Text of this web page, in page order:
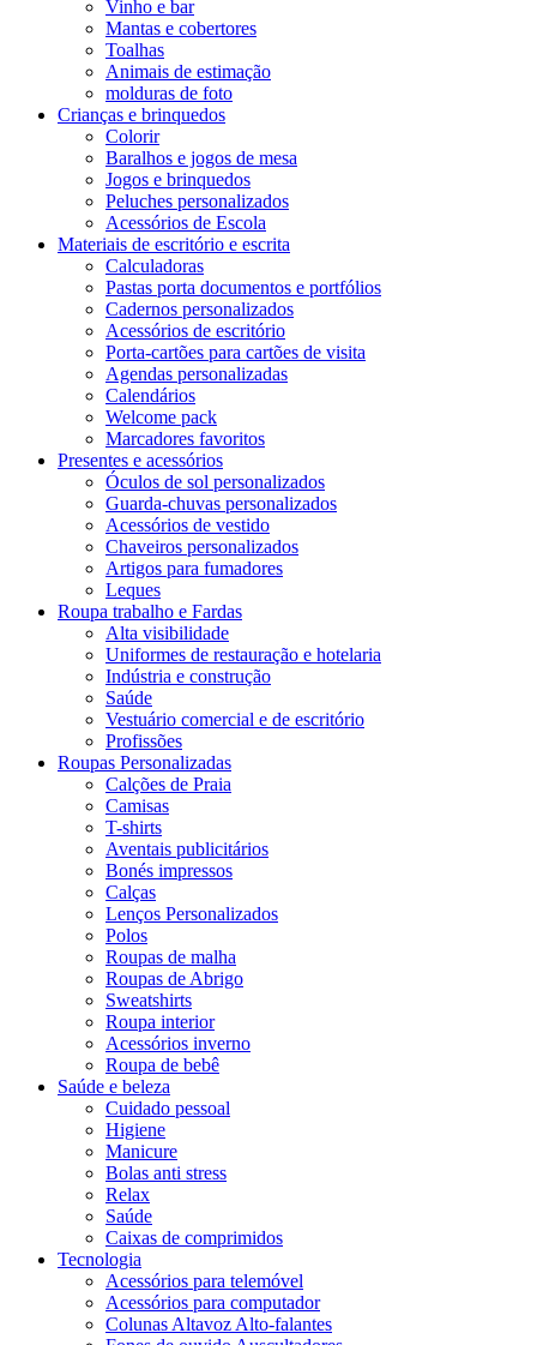
Vinho e bar
Mantas e cobertores
Toalhas
Animais de estimação
molduras de foto
Crianças e brinquedos
Colorir
Baralhos e jogos de mesa
Jogos e brinquedos
Peluches personalizados
Acessórios de Escola
Materiais de escritório e escrita
Calculadoras
Pastas porta documentos e portfólios
Cadernos personalizados
Acessórios de escritório
Porta-cartões para cartões de visita
Agendas personalizadas
Calendários
Welcome pack
Marcadores favoritos
Presentes e acessórios
Óculos de sol personalizados
Guarda-chuvas personalizados
Acessórios de vestido
Chaveiros personalizados
Artigos para fumadores
Leques
Roupa trabalho e Fardas
Alta visibilidade
Uniformes de restauração e hotelaria
Indústria e construção
Saúde
Vestuário comercial e de escritório
Profissões
Roupas Personalizadas
Calções de Praia
Camisas
T-shirts
Aventais publicitários
Bonés impressos
Calças
Lenços Personalizados
Polos
Roupas de malha
Roupas de Abrigo
Sweatshirts
Roupa interior
Acessórios inverno
Roupa de bebê
Saúde e beleza
Cuidado pessoal
Higiene
Manicure
Bolas anti stress
Relax
Saúde
Caixas de comprimidos
Tecnologia
Acessórios para telemóvel
Acessórios para computador
Colunas Altavoz Alto-falantes